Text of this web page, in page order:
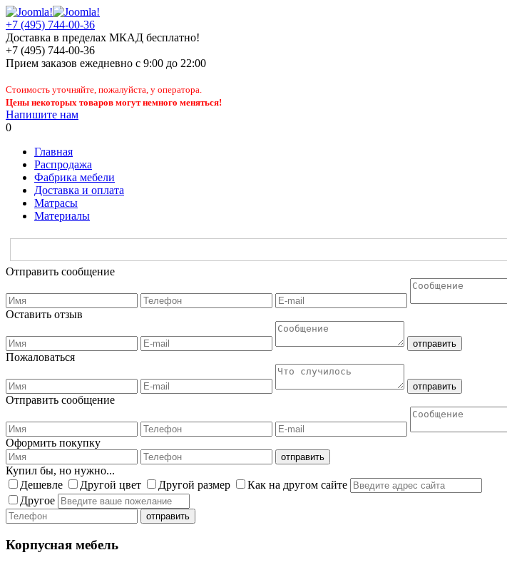
+7 (495) 744-00-36
Доставка в пределах МКАД бесплатно!
+7 (495) 744-00-36
Прием заказов ежедневно с 9:00 до 22:00
Стоимость уточняйте, пожалуйста, у оператора.
Цены некоторых товаров могут немного меняться!
Напишите нам
0
Главная
Распродажа
Фабрика мебели
Доставка и оплата
Матрасы
Материалы
Отправить сообщение
Оставить отзыв
Пожаловаться
Отправить сообщение
Оформить покупку
Купил бы, но нужно...
Дешевле
Другой цвет Другой размер
Как на другом сайте
Другое
Корпусная мебель